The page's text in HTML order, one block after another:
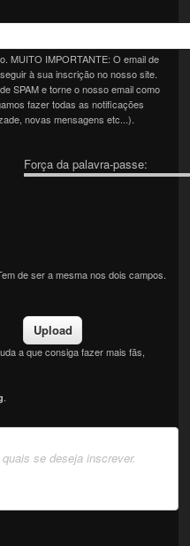
MUITO IMPORTANTE: O email de
à sua inscrição no nosso site.
SPAM e torne o nosso email como
fazer todas as notificações
novas mensagens etc...).
Força da palavra-passe:
de ser a mesma nos dois campos.
a que consiga fazer mais fãs,
se deseja inscrever.